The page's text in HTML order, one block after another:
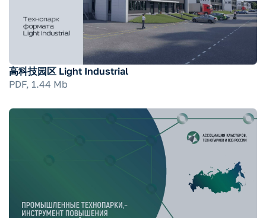
PDF, 1.44 Mb
高科技园区 Light Industrial